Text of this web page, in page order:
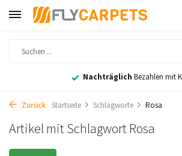
30 Tage Rückgaberecht
Zurück Startseite Schlagworte Rosa
Artikel mit Schlagwort Rosa